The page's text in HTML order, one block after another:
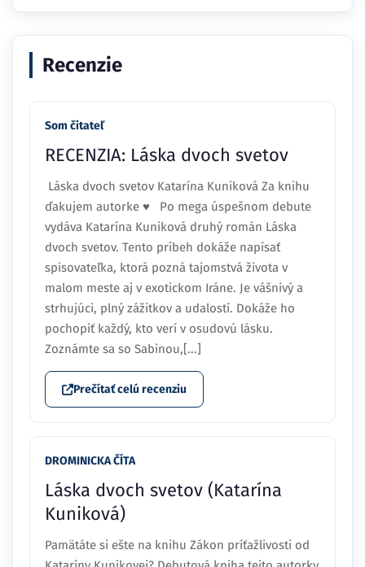
Recenzie
Som čitateľ
RECENZIA: Láska dvoch svetov
Láska dvoch svetov Katarína Kuniková Za knihu
ďakujem autorke ♥ Po mega úspešnom debute
vydáva Katarína Kuniková druhý román Láska
dvoch svetov. Tento príbeh dokáže napísať
spisovateľka, ktorá pozná tajomstvá života v
malom meste aj v exotickom Iráne. Je vášnivý a
strhujúci, plný zážitkov a udalostí. Dokáže ho
pochopiť každý, kto verí v osudovú lásku.
Zoznámte sa so Sabinou,[...]
Prečítať celú recenziu
DROMINICKA ČÍTA
Láska dvoch svetov (Katarína
Kuniková)
Pamätáte si ešte na knihu Zákon príťažlivosti od